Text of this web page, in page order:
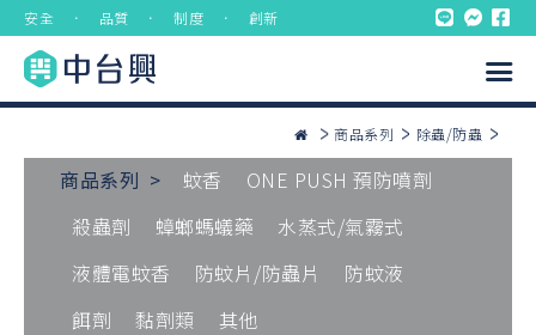
安全 ． 品質 ． 制度 ． 創新
商品系列 除蟲/防蟲
商品系列 > 蚊香
ONE PUSH 預防噴劑
殺蟲劑
蟑螂螞蟻藥
水蒸式/氣霧式
液體電蚊香
防蚊片/防蟲片
防蚊液
餌劑
黏劑類 其他